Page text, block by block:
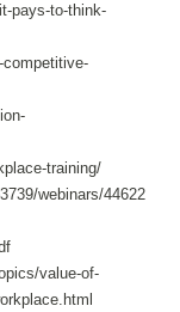
pays-to-think-
competitive-
training/
webinars/44622
value-of-